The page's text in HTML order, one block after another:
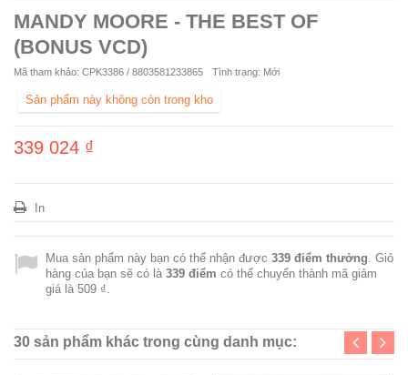
MANDY MOORE - THE BEST OF
(BONUS VCD)
Mã tham khảo: CPK3386 / 8803581233865 Tình trạng: Mới
Sản phẩm này không còn trong kho
339 024 ₫
In
Mua sản phẩm này bạn có thể nhận được 339 điểm thưởng . Giỏ
hàng của bạn sẽ có là 339 điểm có thể chuyển thành mã giảm
giá là 509 ₫
30 sản phẩm khác trong cùng danh mục: